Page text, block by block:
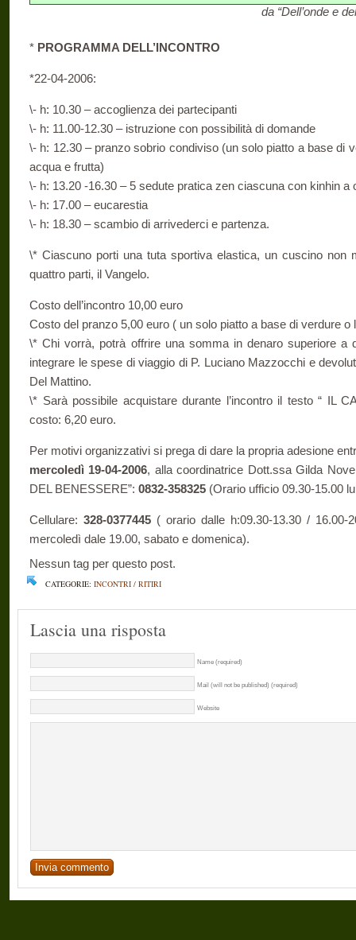
da “Dell’onde e
* PROGRAMMA DELL’INCONTRO
*22-04-2006:
\- h: 10.30 – accoglienza dei partecipanti
\- h: 11.00-12.30 – istruzione con possibilità di domande
\- h: 12.30 – pranzo sobrio condiviso (un solo piatto a base di
acqua e frutta)
\- h: 13.20 -16.30 – 5 sedute pratica zen ciascuna con kinhin a
\- h: 17.00 – eucarestia
\- h: 18.30 – scambio di arrivederci e partenza.
\* Ciascuno porti una tuta sportiva elastica, un cuscino non
quattro parti, il Vangelo.
Costo dell’incontro 10,00 euro
Costo del pranzo 5,00 euro ( un solo piatto a base di verdure
\* Chi vorrà, potrà offrire una somma in denaro superiore a
integrare le spese di viaggio di P. Luciano Mazzocchi e
Del Mattino.
\* Sarà possibile acquistare durante l’incontro il testo “ IL
costo: 6,20 euro.
Per motivi organizzativi si prega di dare la propria adesione
mercoledì 19-04-2006, alla coordinatrice Dott.ssa Gilda
DEL BENESSERE”: 0832-358325 (Orario ufficio 09.30-15.00
Cellulare: 328-0377445 ( orario dalle h:09.30-13.30 / 16.00-
mercoledì dale 19.00, sabato e domenica).
Nessun tag per questo post.
CATEGORIE: INCONTRI / RITIRI
Lascia una risposta
Name (required)
Mail (will not be published) (required)
Website